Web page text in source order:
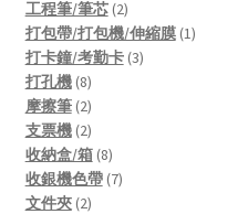
工程筆/筆芯 22
products
打包帶/打包機/伸縮膜 11
打卡鐘/考勤卡 33
打孔機 88
products
摩擦筆 22
products
支票機 22
products
收納盒/箱 88
products
收銀機色帶 77
文件夾 22